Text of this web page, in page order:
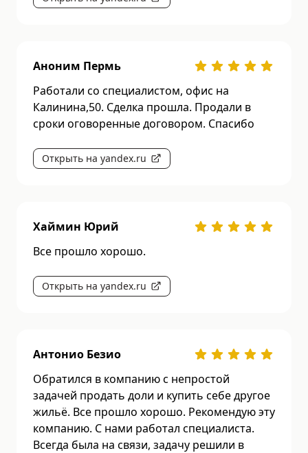
Аноним Пермь
Работали со специалистом, офис на
Калинина,50. Сделка прошла. Продали в
сроки оговоренные договором. Спасибо
Открыть на yandex.ru
Хаймин Юрий
Все прошло хорошо.
Открыть на yandex.ru
Антонио Безио
Обратился в компанию с непростой
задачей продать доли и купить себе другое
жильё. Все прошло хорошо. Рекомендую эту
компанию. С нами работал специалиста.
Всегда была на связи, задачу решили в